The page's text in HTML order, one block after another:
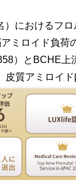
）におけるフ
ミロイド負荷
）とBCHE上
皮質アミロイ
、BCHEが4.3%）
した。これは
遺伝子がこれ
遺伝カウンセリ